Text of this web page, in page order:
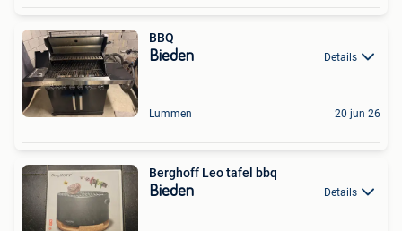
BBQ
Bieden Details
Lummen 20 jun 26
Berghoff Leo tafel bbq
Bieden Details